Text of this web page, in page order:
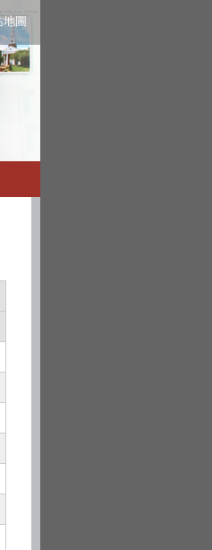
地圖